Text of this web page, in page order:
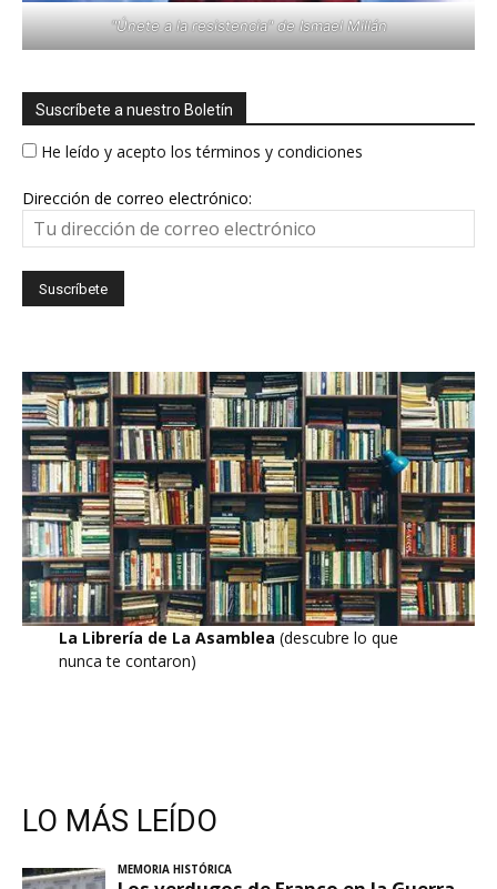
"Únete a la resistencia" de Ismael Millán
Suscríbete a nuestro Boletín
He leído y acepto los términos y condiciones
Dirección de correo electrónico:
La Librería de La Asamblea (descubre lo que
nunca te contaron)
LO MÁS LEÍDO